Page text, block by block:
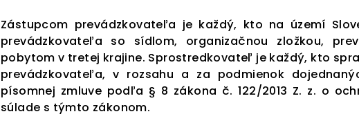
Zástupcom prevádzkovateľa je každý, kto na území
prevádzkovateľa so sídlom, organizačnou zložkou,
pobytom v tretej krajine. Sprostredkovateľ je každý, kto
prevádzkovateľa, v rozsahu a za podmienok
písomnej zmluve podľa § 8 zákona č. 122/2013 Z. z. o
súlade s týmto zákonom.